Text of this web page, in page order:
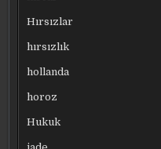
Hırsızlar
hırsızlık
hollanda
horoz
Hukuk